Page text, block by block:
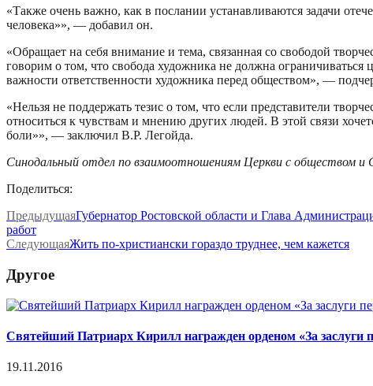
«Также очень важно, как в послании устанавливаются задачи
человека»», — добавил он.
«Обращает на себя внимание и тема, связанная со свободой
говорим о том, что свобода художника не должна
важности ответственности художника перед обществом», —
«Нельзя не поддержать тезис о том, что если представители
относиться к чувствам и мнению других людей. В этой связи
боли»», — заключил В.Р. Легойда.
Синодальный отдел по взаимоотношениям Церкви с обществом
Поделиться:
ПредыдущаяГубернатор Ростовской области и Глава
работ
СледующаяЖить по-христиански гораздо труднее, чем кажется
Другое
Святейший Патриарх Кирилл награжден орденом «За заслуги
19.11.2016